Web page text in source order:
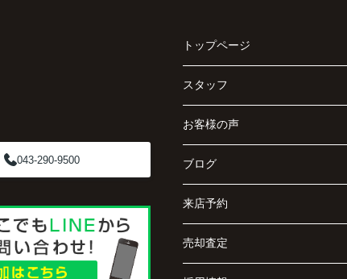
043-290-9500
トップページ
スタッフ
お客様の声
ブログ
来店予約
売却査定